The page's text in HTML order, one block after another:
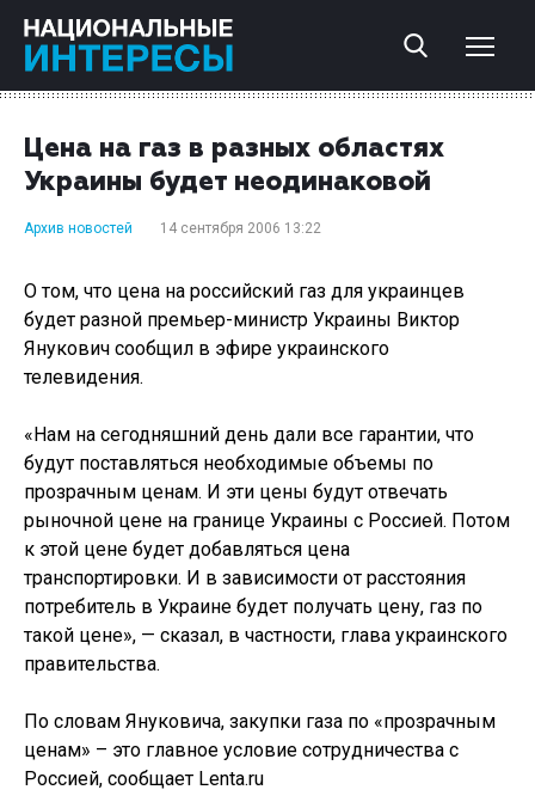
Цена на газ в разных областях
Украины будет неодинаковой
Архив новостей 14 сентября 2006 13:22
О том, что цена на российский газ для украинцев
будет разной премьер-министр Украины Виктор
Янукович сообщил в эфире украинского
телевидения.
«Нам на сегодняшний день дали все гарантии, что
будут поставляться необходимые объемы по
прозрачным ценам. И эти цены будут отвечать
рыночной цене на границе Украины с Россией. Потом
к этой цене будет добавляться цена
транспортировки. И в зависимости от расстояния
потребитель в Украине будет получать цену, газ по
такой цене», — сказал, в частности, глава украинского
правительства.
По словам Януковича, закупки газа по «прозрачным
ценам» – это главное условие сотрудничества с
Россией, сообщает Lenta.ru